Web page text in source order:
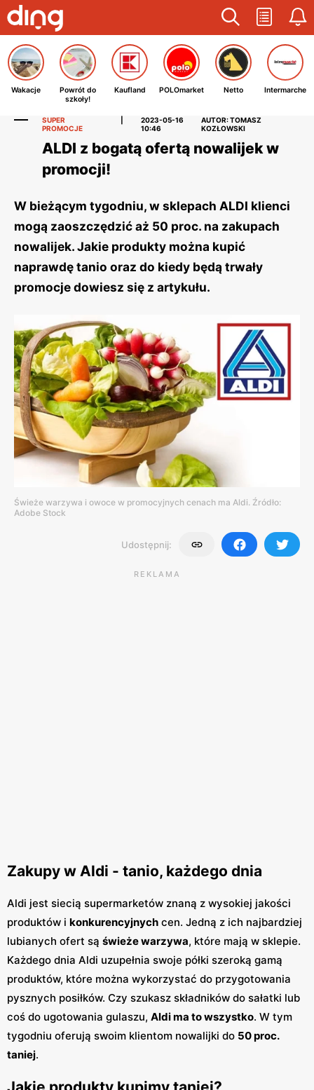
Wakacje
Powrót do
szkoły!
Kaufland POLOmarket Netto Intermarche
SUPER
PROMOCJE
2023-05-16
10:46
AUTOR: TOMASZ
KOZŁOWSKI
ALDI z bogatą ofertą nowalijek w
promocji!
W bieżącym tygodniu, w sklepach ALDI klienci
mogą zaoszczędzić aż 50 proc. na zakupach
nowalijek. Jakie produkty można kupić
naprawdę tanio oraz do kiedy będą trwały
promocje dowiesz się z artykułu.
Świeże warzywa i owoce w promocyjnych cenach ma Aldi. Źródło:
Adobe Stock
Udostępnij:
REKLAMA
Zakupy w Aldi - tanio, każdego dnia
Aldi jest siecią supermarketów znaną z wysokiej jakości
produktów i konkurencyjnych cen. Jedną z ich najbardziej
lubianych ofert są świeże warzywa, które mają w sklepie.
Każdego dnia Aldi uzupełnia swoje półki szeroką gamą
produktów, które można wykorzystać do przygotowania
pysznych posiłków. Czy szukasz składników do sałatki lub
coś do ugotowania gulaszu, Aldi ma to wszystko. W tym
tygodniu oferują swoim klientom nowalijki do 50 proc.
taniej.